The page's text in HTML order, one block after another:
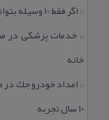
:: اگر فقط 10 وسیله بتوانید بخرید، اولویت با كدام تجهیزات است؟
:: خدمات پزشكی در
خانه
::
۱۰ سال تجربه